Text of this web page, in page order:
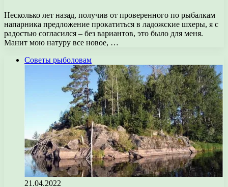
Несколько лет назад, получив от проверенного по рыбалкам
напарника предложение прокатиться в ладожские шхеры, я с
радостью согласился – без вариантов, это было для меня.
Манит мою натуру все новое, …
Советы рыболовам
21.04.2022